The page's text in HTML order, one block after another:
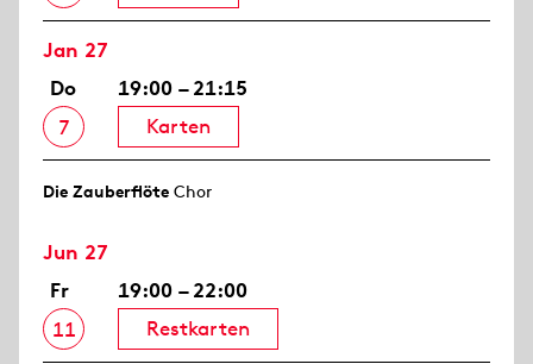
Jan 27
Do
7
19:00 – 21:15
Karten
Die Zauberflöte Chor
Jun 27
Fr
11
19:00 – 22:00
Restkarten